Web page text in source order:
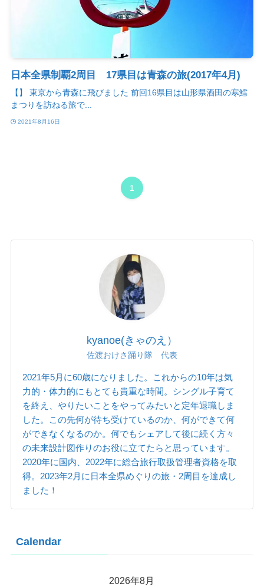
日本全県制覇2周目 17県目は青森の旅(2017年4月)
【】 東京から青森に飛びました 前回16県目は山形県酒田の寒鱈
まつりを訪ねる旅で...
2021年8月16日
1
kyanoe(きゃのえ）
佐渡おけさ踊り隊 代表
2021年5月に60歳になりました。これからの10年は気
力的・体力的にもとても貴重な時間。シングル子育て
を終え、やりたいことをやってみたいと定年退職しま
した。この先何が待ち受けているのか、何ができて何
ができなくなるのか。何でもシェアして後に続く方々
の未来設計図作りのお役に立てたらと思っています。
2020年に国内、2022年に総合旅行取扱管理者資格を取
得。2023年2月に日本全県めぐりの旅・2周目を達成し
ました！
Calendar
2026年8月